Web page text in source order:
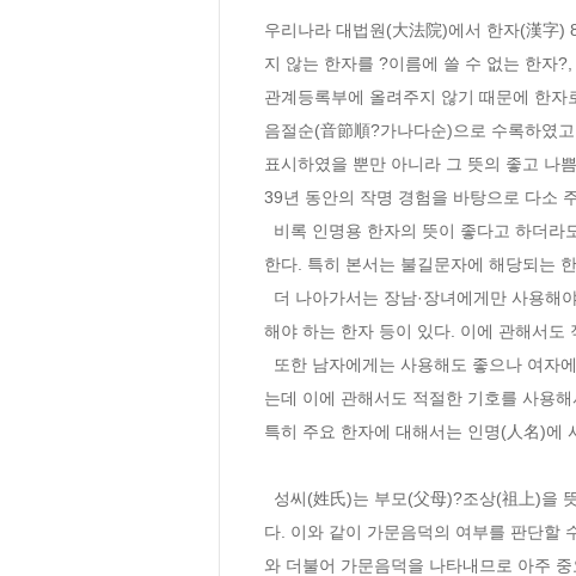
우리나라 대법원(大法院)에서 한자(漢字)
지 않는 한자를 ?이름에 쓸 수 없는 한자
관계등록부에 올려주지 않기 때문에 한
음절순(音節順?가나다순)으로 수록하였
표시하였을 뿐만 아니라 그 뜻의 좋고 나
39년 동안의 작명 경험을 바탕으로 다소
한다. 특히 본서는 불길문자에 해당되는
해야 하는 한자 등이 있다. 이에 관해서도
는데 이에 관해서도 적절한 기호를 사용
특히 주요 한자에 대해서는 인명(人名)에
다. 이와 같이 가문음덕의 여부를 판단할
와 더불어 가문음덕을 나타내므로 아주